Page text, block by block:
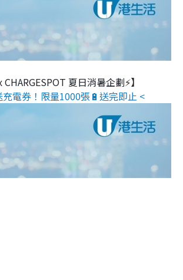
CHARGESPOT 夏日消暑企劃⚡】
充電券！限量1000張🔋送完即止 <